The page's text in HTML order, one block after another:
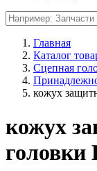
Главная
Каталог
Сцепная
кожух
кожух
головки